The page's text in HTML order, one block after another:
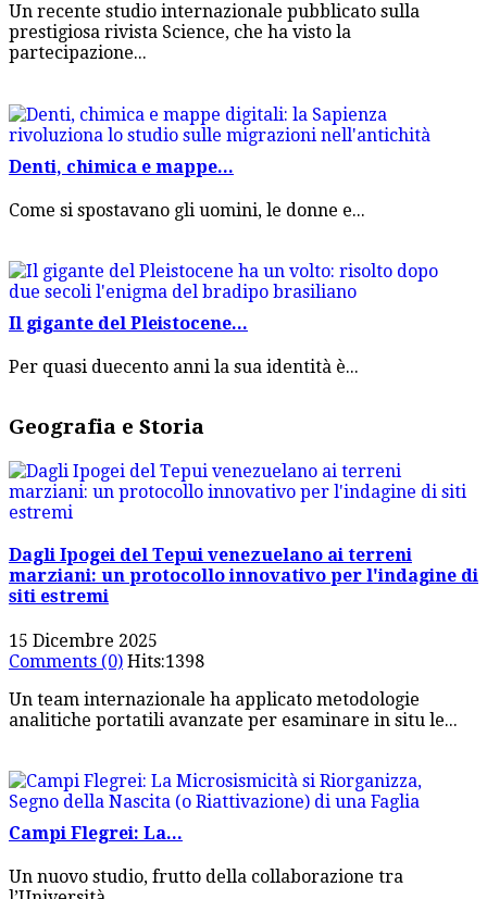
Un recente studio internazionale pubblicato sulla
prestigiosa rivista Science, che ha visto la
partecipazione...
Denti, chimica e mappe...
Come si spostavano gli uomini, le donne e...
Il gigante del Pleistocene...
Per quasi duecento anni la sua identità è...
Geografia e Storia
Dagli Ipogei del Tepui venezuelano ai terreni
marziani: un protocollo innovativo per l'indagine di
siti estremi
15 Dicembre 2025
Comments (0) Hits:1398
Un team internazionale ha applicato metodologie
analitiche portatili avanzate per esaminare in situ le...
Campi Flegrei: La...
Un nuovo studio, frutto della collaborazione tra